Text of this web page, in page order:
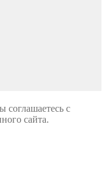
соглашаетесь с
сайта.